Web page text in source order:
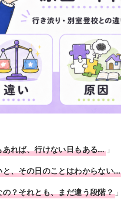
あれば、行けない日もある…」
と、その日のことはわからない…
？それとも、まだ違う段階？ 」